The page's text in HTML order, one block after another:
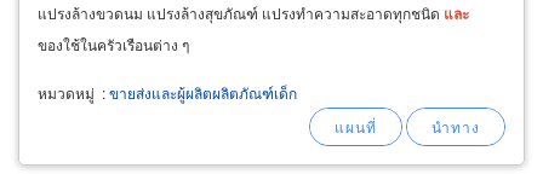
แปรงล้างขวดนม แปรงล้างสุขภัณฑ์ แปรงทำความสะอาดทุกชนิด และ
ของใช้ในครัวเรือนต่าง ๆ
หมวดหมู่ :ขายส่งและผู้ผลิตผลิตภัณฑ์เด็ก